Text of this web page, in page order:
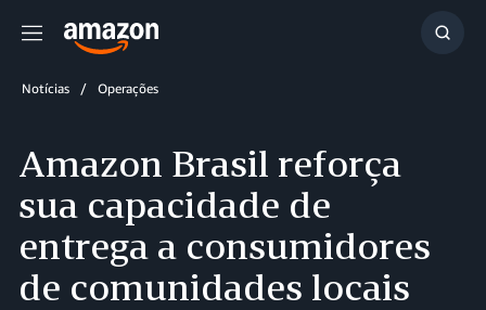
Menu
Notícias Operações
Amazon Brasil reforça
sua capacidade de
entrega a consumidores
de comunidades locais